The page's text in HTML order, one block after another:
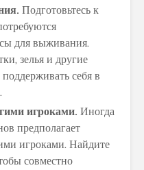
Подготовьтесь к
для выживания.
зелья и другие
себя в
игроками. Иногда
предполагает
игроками. Найдите
совместно